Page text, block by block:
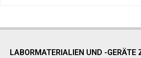
LABORMATERIALIEN UND -GERÄTE